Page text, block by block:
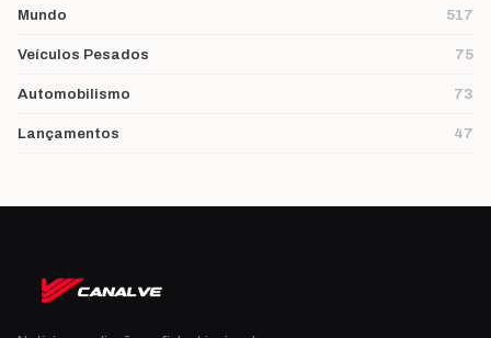
Mundo 517
Veículos Pesados 75
Automobilismo 73
Lançamentos 47